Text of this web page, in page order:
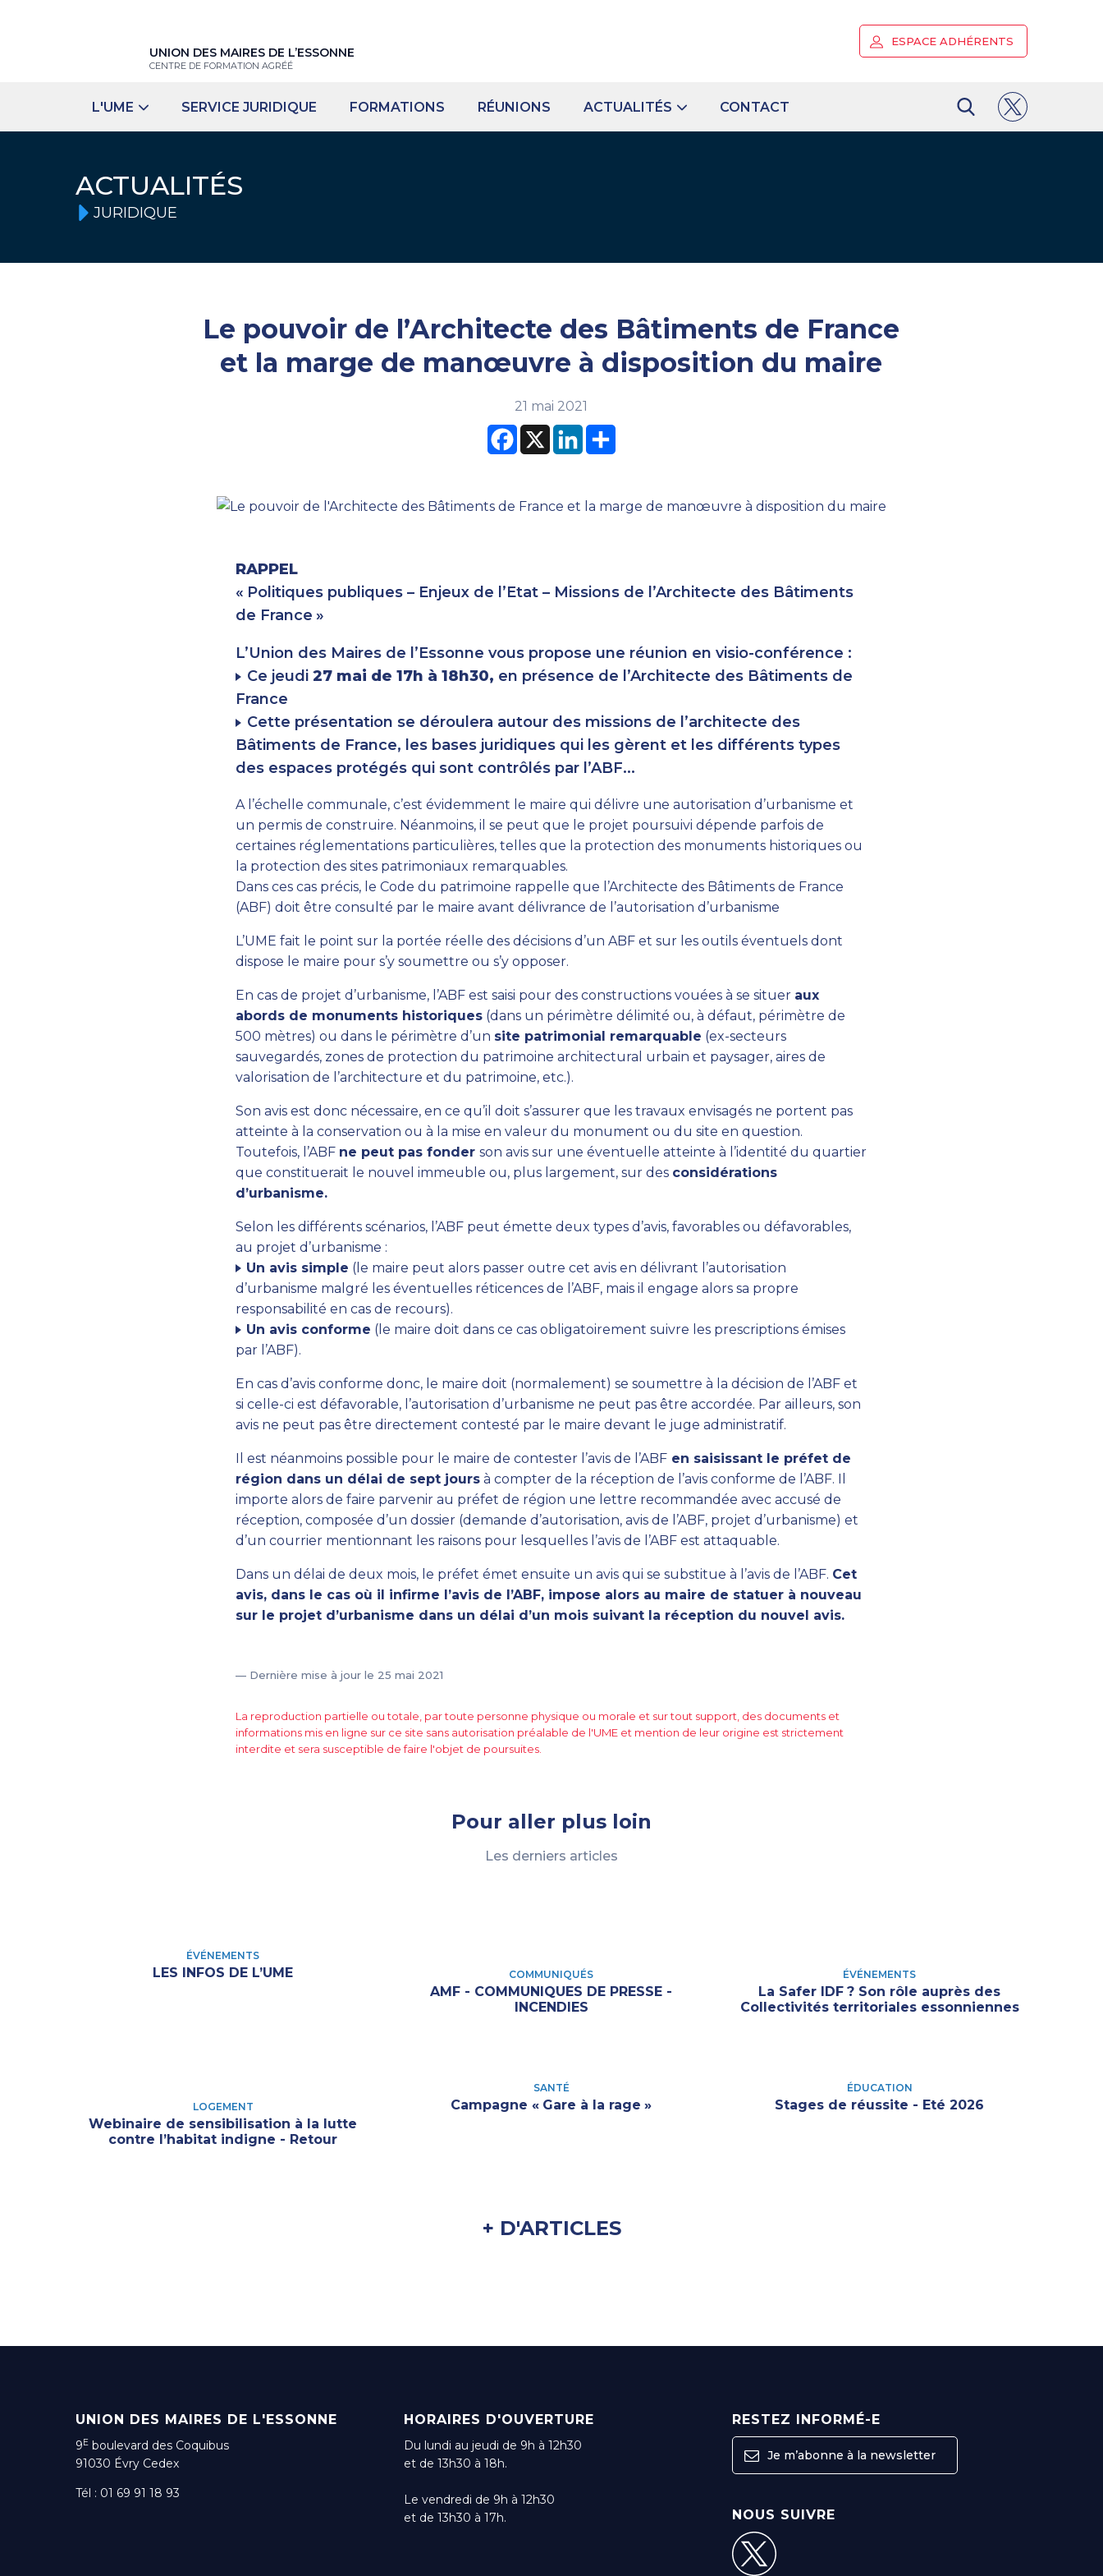
UNION DES MAIRES DE L’ESSONNE
CENTRE DE FORMATION AGRÉÉ
ESPACE ADHÉRENTS
L'UME SERVICE JURIDIQUE FORMATIONS RÉUNIONS ACTUALITÉS CONTACT
ACTUALITÉS
JURIDIQUE
Le pouvoir de l’Architecte des Bâtiments de France
et la marge de manœuvre à disposition du maire
21 mai 2021
Facebook
X LinkedInPartager
RAPPEL
« Politiques publiques – Enjeux de l’Etat – Missions de l’Architecte des Bâtiments
de France »
L’Union des Maires de l’Essonne vous propose une réunion en visio-conférence :
Ce jeudi 27 mai de 17h à 18h30, en présence de l’Architecte des Bâtiments de
France
Cette présentation se déroulera autour des missions de l’architecte des
Bâtiments de France, les bases juridiques qui les gèrent et les différents types
des espaces protégés qui sont contrôlés par l’ABF...
A l’échelle communale, c’est évidemment le maire qui délivre une autorisation d’urbanisme et
un permis de construire. Néanmoins, il se peut que le projet poursuivi dépende parfois de
certaines réglementations particulières, telles que la protection des monuments historiques ou
la protection des sites patrimoniaux remarquables.
Dans ces cas précis, le Code du patrimoine rappelle que l’Architecte des Bâtiments de France
(ABF) doit être consulté par le maire avant délivrance de l’autorisation d’urbanisme
L’UME fait le point sur la portée réelle des décisions d’un ABF et sur les outils éventuels dont
dispose le maire pour s’y soumettre ou s’y opposer.
En cas de projet d’urbanisme, l’ABF est saisi pour des constructions vouées à se situer aux
abords de monuments historiques (dans un périmètre délimité ou, à défaut, périmètre de
500 mètres) ou dans le périmètre d’un site patrimonial remarquable (ex-secteurs
sauvegardés, zones de protection du patrimoine architectural urbain et paysager, aires de
valorisation de l’architecture et du patrimoine, etc.).
Son avis est donc nécessaire, en ce qu’il doit s’assurer que les travaux envisagés ne portent pas
atteinte à la conservation ou à la mise en valeur du monument ou du site en question.
Toutefois, l’ABF ne peut pas fonder son avis sur une éventuelle atteinte à l’identité du quartier
que constituerait le nouvel immeuble ou, plus largement, sur des considérations
d’urbanisme.
Selon les différents scénarios, l’ABF peut émette deux types d’avis, favorables ou défavorables,
au projet d’urbanisme :
Un avis simple (le maire peut alors passer outre cet avis en délivrant l’autorisation
d’urbanisme malgré les éventuelles réticences de l’ABF, mais il engage alors sa propre
responsabilité en cas de recours).
Un avis conforme (le maire doit dans ce cas obligatoirement suivre les prescriptions émises
par l’ABF).
En cas d’avis conforme donc, le maire doit (normalement) se soumettre à la décision de l’ABF et
si celle-ci est défavorable, l’autorisation d’urbanisme ne peut pas être accordée. Par ailleurs, son
avis ne peut pas être directement contesté par le maire devant le juge administratif.
Il est néanmoins possible pour le maire de contester l’avis de l’ABF en saisissant le préfet de
région dans un délai de sept jours à compter de la réception de l’avis conforme de l’ABF. Il
importe alors de faire parvenir au préfet de région une lettre recommandée avec accusé de
réception, composée d’un dossier (demande d’autorisation, avis de l’ABF, projet d’urbanisme) et
d’un courrier mentionnant les raisons pour lesquelles l’avis de l’ABF est attaquable.
Dans un délai de deux mois, le préfet émet ensuite un avis qui se substitue à l’avis de l’ABF. Cet
avis, dans le cas où il infirme l’avis de l’ABF, impose alors au maire de statuer à nouveau
sur le projet d’urbanisme dans un délai d’un mois suivant la réception du nouvel avis.
— Dernière mise à jour le 25 mai 2021
La reproduction partielle ou totale, par toute personne physique ou morale et sur tout support, des documents et
informations mis en ligne sur ce site sans autorisation préalable de l'UME et mention de leur origine est strictement
interdite et sera susceptible de faire l'objet de poursuites.
Pour aller plus loin
Les derniers articles
ÉVÉNEMENTS
LES INFOS DE L’UME COMMUNIQUÉS
AMF - COMMUNIQUES DE PRESSE -
INCENDIES
ÉVÉNEMENTS
La Safer IDF ? Son rôle auprès des
Collectivités territoriales essonniennes
LOGEMENT
Webinaire de sensibilisation à la lutte
contre l’habitat indigne - Retour
SANTÉ
Campagne « Gare à la rage »
ÉDUCATION
Stages de réussite - Eté 2026
+ D'ARTICLES
UNION DES MAIRES DE L'ESSONNE
9E boulevard des Coquibus
91030 Évry Cedex
Tél : 01 69 91 18 93
HORAIRES D'OUVERTURE
Du lundi au jeudi de 9h à 12h30
et de 13h30 à 18h.
Le vendredi de 9h à 12h30
et de 13h30 à 17h.
RESTEZ INFORMÉ-E
Je m’abonne à la newsletter
NOUS SUIVRE